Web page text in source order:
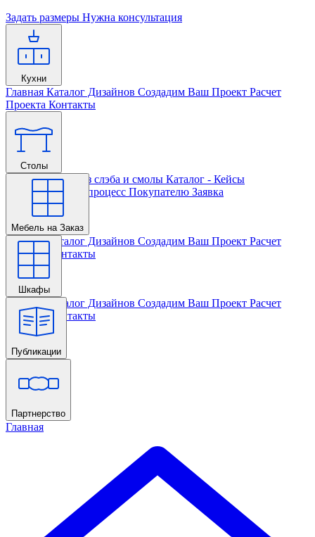
Задать размеры Нужна консультация
Кухни
Главная Каталог Дизайнов Создадим Ваш Проект Расчет
Проекта Контакты
Столы
Главная Столы из слэба и смолы Каталог - Кейсы
Кастомизации и процесс Покупателю Заявка
Мебель на Заказ
Главная Каталог Дизайнов Создадим Ваш Проект Расчет
Проекта
Контакты
Шкафы
Главная Каталог Дизайнов Создадим Ваш Проект Расчет
Проекта Контакты
Публикации
Главная
Партнерство
Главная